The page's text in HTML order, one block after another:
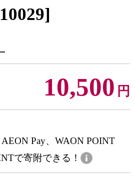
10,500 円
Pay、WAON POINT
で寄附できる！